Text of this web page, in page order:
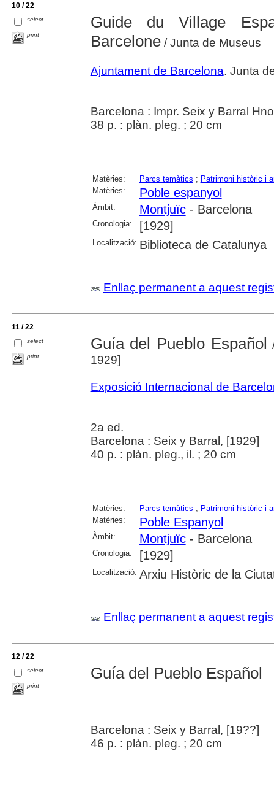
10 / 22
select
print
Guide du Village
Barcelone/ Junta de Museus
Ajuntament de Barcelona. Junta
Barcelona : Impr. Seix y Barral
38 p. : plàn. pleg. ; 20 cm
Matèries: Parcs temàtics ; Patrimoni històric i
Matèries:
Poble espanyol
Àmbit: Montjuïc- Barcelona
Cronologia: [1929]
Localització: Biblioteca de Catalunya
Enllaç permanent a aquest
11 / 22
select
print
Guía del Pueblo Español
1929]
Exposició Internacional de
2a ed.
Barcelona : Seix y Barral, [1929]
40 p. : plàn. pleg., il. ; 20 cm
Matèries: Parcs temàtics ; Patrimoni històric i
Matèries:
Poble Espanyol
Àmbit: Montjuïc- Barcelona
Cronologia: [1929]
Localització: Arxiu Històric de la
Enllaç permanent a aquest
12 / 22
select
print
Guía del Pueblo Español
Barcelona : Seix y Barral, [19??]
46 p. : plàn. pleg. ; 20 cm